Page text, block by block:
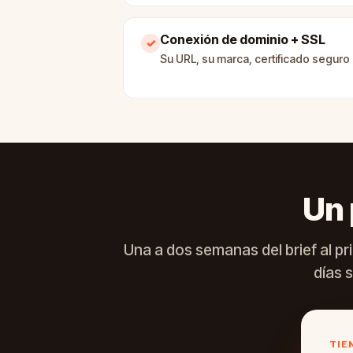
✓ Conexión de dominio + SSL
Su URL, su marca, certificado
Una a dos semanas del brief al
días